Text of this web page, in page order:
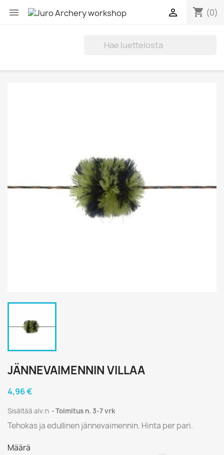
 shopping_cart (0)

JÄNNEVAIMENNIN VILLAA
4,96 €
Sisältää alv:n Toimitus n. 3-7 vrk
Tehokas ja edullinen jännevaimennin. Hinta per pari.
Määrä